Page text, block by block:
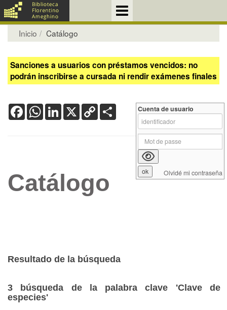
Inicio Catálogo
Sanciones a usuarios con préstamos vencidos: no
podrán inscribirse a cursada ni rendir exámenes finales
FacebookWhatsApp
LinkedIn
X Copy
Link
Catálogo
Resultado de la búsqueda
3 búsqueda de la palabra clave 'Clave de
especies'
Cuenta de usuario
Olvidé mi contraseña